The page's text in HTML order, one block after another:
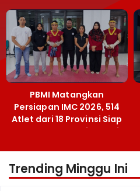
Terobosan Bangun
Grassroots
PBMI Matangkan
Persiapan IMC 2026, 514
Atlet dari 18 Provinsi Siap
Berlaga Besok di Bekasi
Trending Minggu Ini